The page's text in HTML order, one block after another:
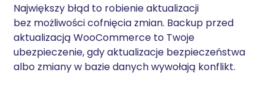
Największy błąd to robienie aktualizacji
bez możliwości cofnięcia zmian. Backup przed
aktualizacją WooCommerce to Twoje
ubezpieczenie, gdy aktualizacje bezpieczeństwa
albo zmiany w bazie danych wywołają konflikt.